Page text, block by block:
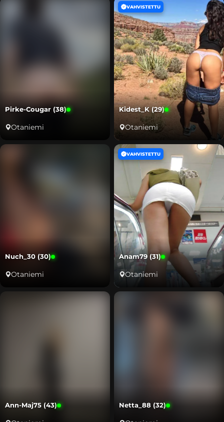
Pirke-Cougar (38)
Otaniemi
VAHVISTETTU
Kidest_K (29)
Otaniemi
Nuch_30 (30)
Otaniemi
VAHVISTETTU
Anam79 (31)
Otaniemi
Ann-Maj75 (43) Netta_88 (32)